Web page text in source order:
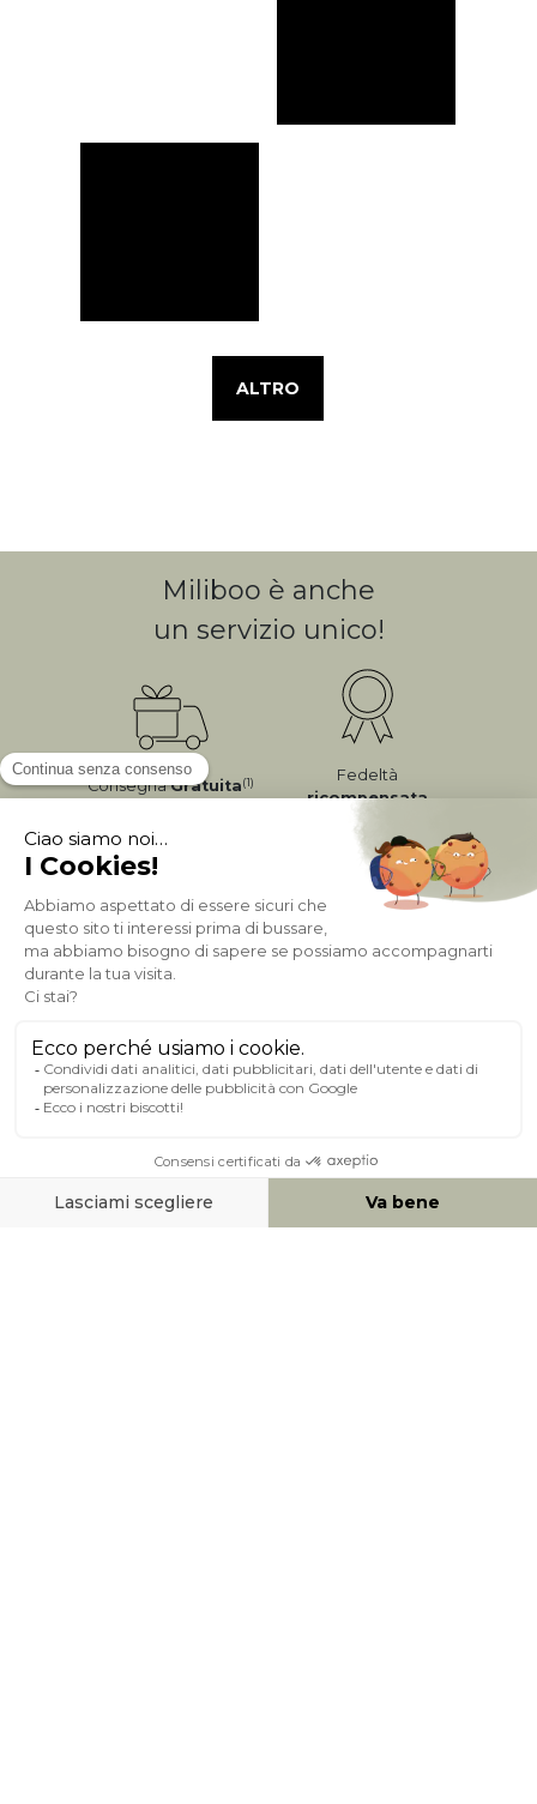
ALTRO
Miliboo è anche
un servizio unico!
ConsegnaGratuita(1)
Fedeltà
ricompensata
Pagamento sicuro
A PROPOSITO DI MILIBOO
AIUTO & CONTATTO